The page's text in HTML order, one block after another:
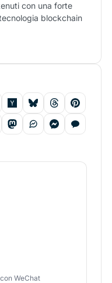
con una forte
blockchain
WeChat